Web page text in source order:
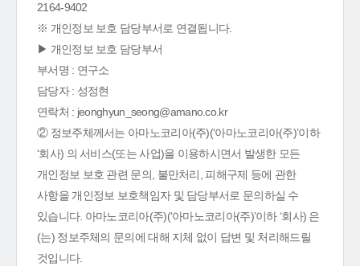
2164-9402
※ 개인정보 보호 담당부서로 연결됩니다.
▶ 개인정보 보호 담당부서
부서명 : 연구소
담당자 : 성정현
연락처 : jeonghyun_seong@amano.co.kr
② 정보주체께서는 아마노코리아(주)(‘아마노코리아(주)’이하
‘회사) 의 서비스(또는 사업)을 이용하시면서 발생한 모든
개인정보 보호 관련 문의, 불만처리, 피해구제 등에 관한
사항을 개인정보 보호책임자 및 담당부서로 문의하실 수
있습니다. 아마노코리아(주)(‘아마노코리아(주)’이하 ‘회사) 은
(는) 정보주체의 문의에 대해 지체 없이 답변 및 처리해드릴
것입니다.